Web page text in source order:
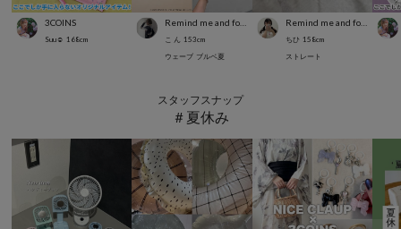
3COINS
Suu☺︎ 168cm こ ん 153cm
ウェーブ ブルベ夏
Remind me and forever
ちひ 158cm
ストレート
スタッフスナップ
＃夏休み